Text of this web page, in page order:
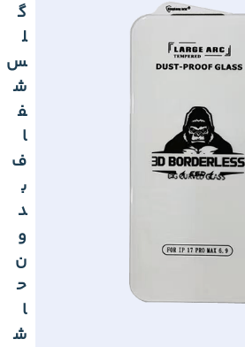
گ
ل
س
ش
ف
ا
ف
ب
د
و
ن
ح
ا
ش